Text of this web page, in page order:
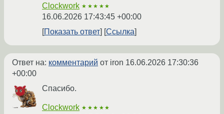
Clockwork ★★★★★
16.06.2026 17:43:45 +00:00
Показать ответ
Ссылка
Ответ на: комментарий от iron 16.06.2026 17:30:36
+00:00
Спасибо.
Clockwork ★★★★★